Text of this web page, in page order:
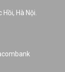
Hà Nội.